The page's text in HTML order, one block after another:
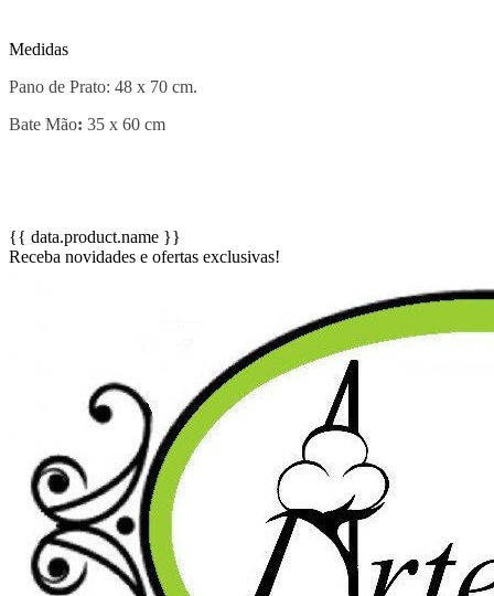
Medidas
Pano de Prato: 48 x 70 cm.
Bate Mão: 35 x 60 cm
{{ data.product.name }}
Receba novidades e ofertas exclusivas!